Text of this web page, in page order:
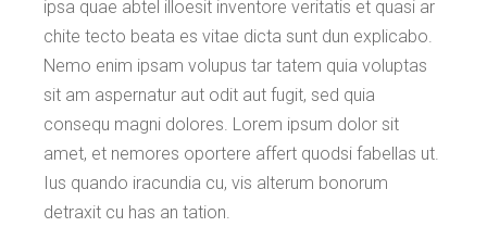
ipsa quae abtel illoesit inventore veritatis et quasi ar
chite tecto beata es vitae dicta sunt dun explicabo.
Nemo enim ipsam volupus tar tatem quia voluptas
sit am aspernatur aut odit aut fugit, sed quia
consequ magni dolores. Lorem ipsum dolor sit
amet, et nemores oportere affert quodsi fabellas ut.
Ius quando iracundia cu, vis alterum bonorum
detraxit cu has an tation.